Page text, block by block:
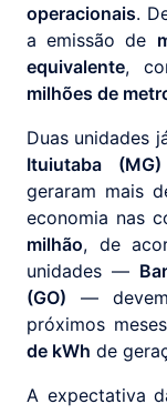
operacionais.
a emissão de
equivalente,
milhões de
Duas unidades
Ituiutaba (MG)
geraram mais
economia nas
milhão, de
unidades —
(GO) —
próximos
de kWh de
A expectativa